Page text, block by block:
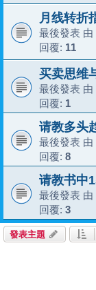
月线转折
最後發表 由
回覆: 11
买卖思维
最後發表 由
回覆: 1
请教多头
最後發表 由
回覆: 8
请教书中
最後發表 由
回覆: 3
發表主題